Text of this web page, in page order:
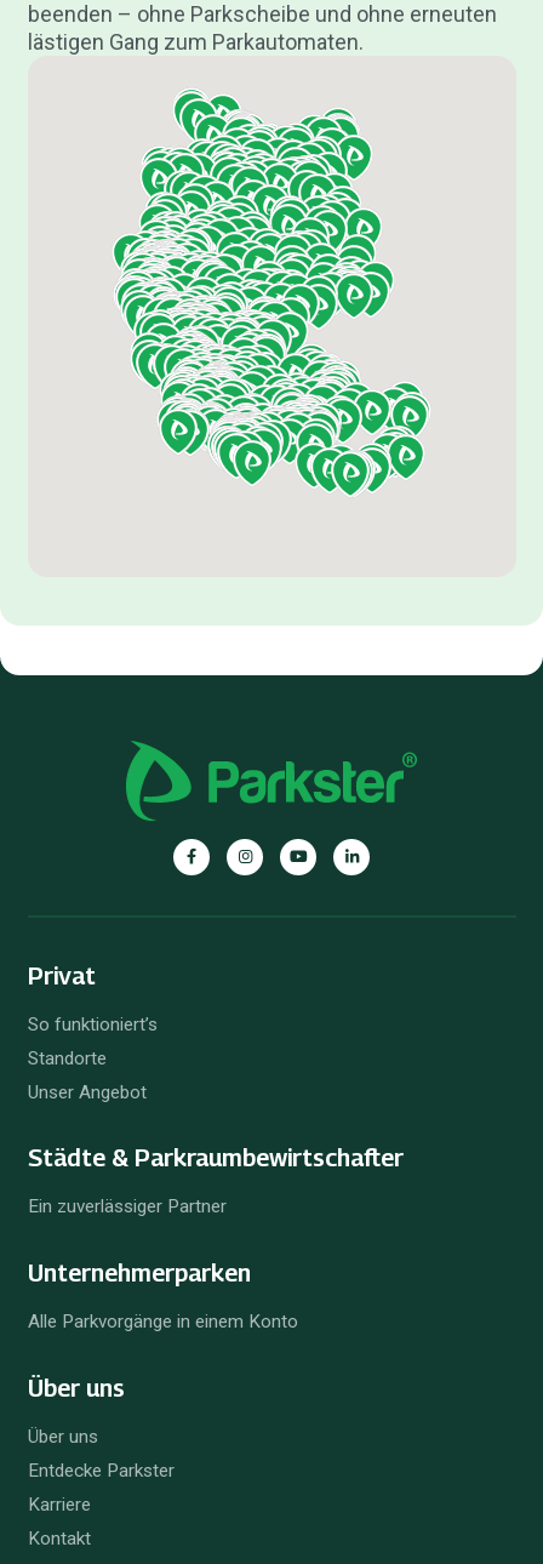
beenden – ohne Parkscheibe und ohne erneuten
lästigen Gang zum Parkautomaten.
Privat
So funktioniert’s
Standorte
Unser Angebot
Städte & Parkraum­bewirtschafter
Ein zuverlässiger Partner
Unternehmer­parken
Alle Parkvorgänge in einem Konto
Über uns
Über uns
Entdecke Parkster
Karriere
Kontakt